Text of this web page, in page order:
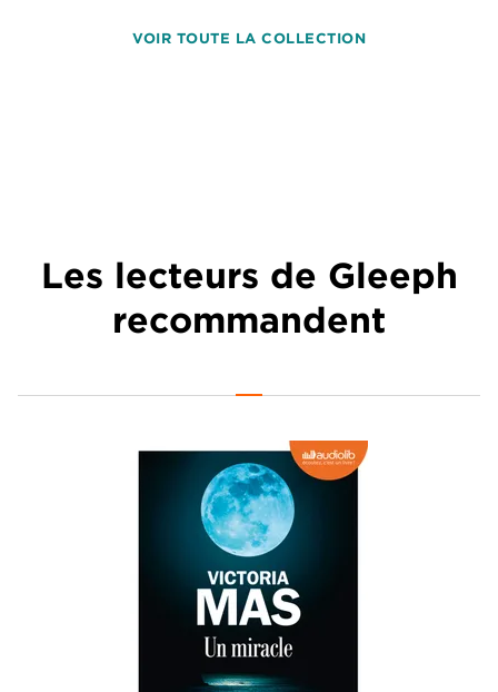
VOIR TOUTE LA COLLECTION
Les lecteurs de Gleeph
recommandent